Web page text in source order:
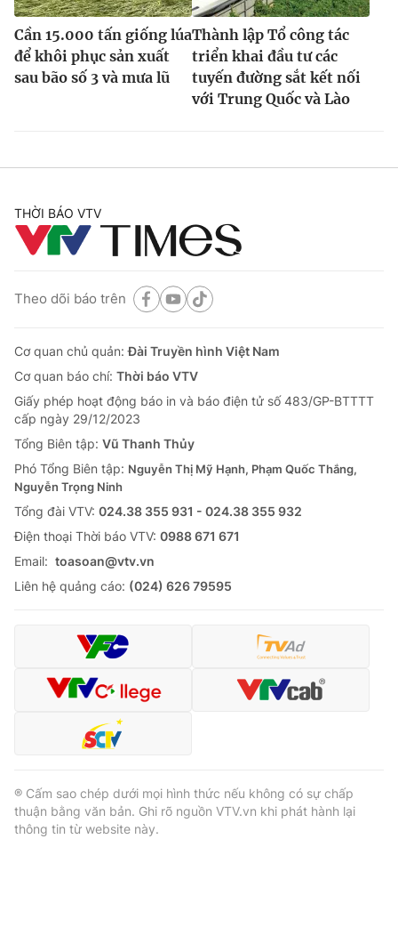
Cần 15.000 tấn giống lúa
để khôi phục sản xuất
sau bão số 3 và mưa lũ
Thành lập Tổ công tác
triển khai đầu tư các
tuyến đường sắt kết nối
với Trung Quốc và Lào
THỜI BÁO VTV
Theo dõi báo trên
Cơ quan chủ quản:Đài Truyền hình Việt Nam
Cơ quan báo chí: Thời báo VTV
Giấy phép hoạt động báo in và báo điện tử số 483/GP-BTTTT
cấp ngày 29/12/2023
Tổng Biên tập: Vũ Thanh Thủy
Phó Tổng Biên tập: Nguyễn Thị Mỹ Hạnh, Phạm Quốc Thắng,
Nguyễn Trọng Ninh
Tổng đài VTV: 024.38 355 931 - 024.38 355 932
Ðiện thoại Thời báo VTV: 0988 671 671
Email: toasoan@vtv.vn
Liên hệ quảng cáo: (024) 626 79595
® Cấm sao chép dưới mọi hình thức nếu không có sự chấp
thuận bằng văn bản. Ghi rõ nguồn VTV.vn khi phát hành lại
thông tin từ website này.